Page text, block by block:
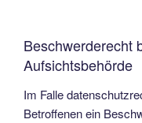
Beschwerderecht
Aufsichtsbehörde
Im Falle
Betroffenen ein